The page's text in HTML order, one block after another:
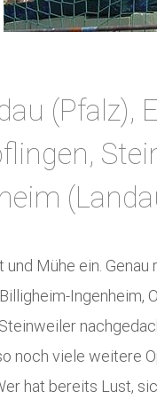
(Pfalz),
Mühe ein.
Ingenheim,
noch viele weitere
hat bereits Lust,